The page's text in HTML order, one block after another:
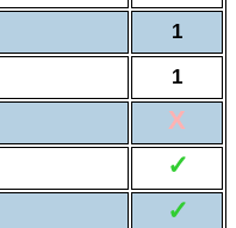
1
1
X
✓
✓